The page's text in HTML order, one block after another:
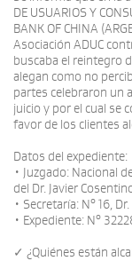
DE USUARIOS Y
BANK OF CHINA
Asociación ADUC
buscaba el reintegro
alegan como no
partes celebraron un
juicio y por el cual se
favor de los clientes
Datos del expediente:
• Juzgado: Nacional
del Dr. Javier
• Secretaría: N° 16,
• Expediente: N°
✓ ¿Quiénes están